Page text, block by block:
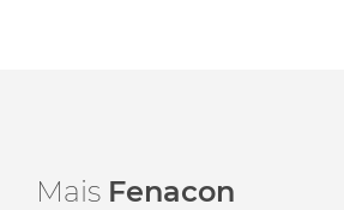
Mais Fenacon